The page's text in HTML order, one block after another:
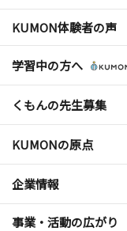
KUMON体験者の声
学習中の方へ
くもんの先生募集
KUMONの原点
企業情報
事業・活動の広がり